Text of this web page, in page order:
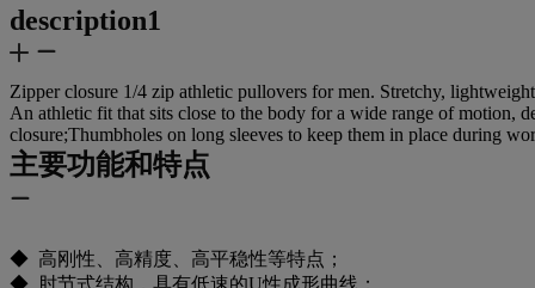
description1
Zipper closure 1/4 zip athletic pullovers for men. Stretchy,
An athletic fit that sits close to the body for a wide range of motion,
closure;Thumbholes on long sleeves to keep them in place during
主要功能和特点
◆ 高刚性、高精度、高平稳性等特点；
◆ 肘节式结构，具有低速的U性成形曲线；